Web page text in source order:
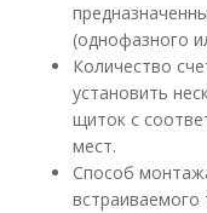
(однофазного
Количество
установить
щиток с
мест.
Способ
встраиваемого